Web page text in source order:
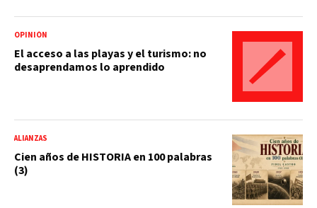
OPINIÓN
El acceso a las playas y el turismo: no
desaprendamos lo aprendido
ALIANZAS
Cien años de HISTORIA en 100 palabras
(3)